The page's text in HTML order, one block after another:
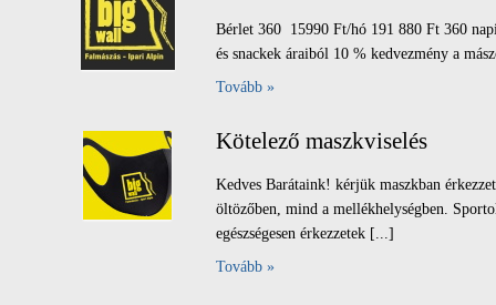
Bérlet 360 15990 Ft/hó 191 880 Ft 360
és snackek áraiból 10 % kedvezmény a
Tovább »
Kötelező maszkviselés
Kedves Barátaink! kérjük maszkban
öltözőben, mind a mellékhelységben.
egészségesen érkezzetek [...]
Tovább »